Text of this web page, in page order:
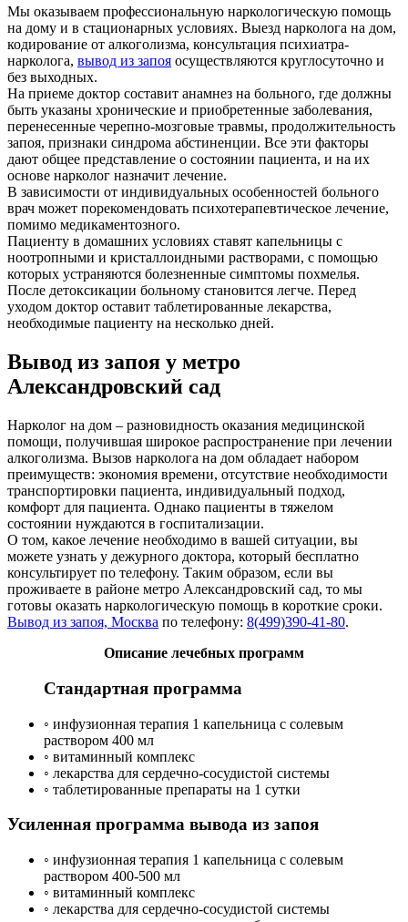
Мы оказываем профессиональную наркологическую помощь
на дому и в стационарных условиях. Выезд нарколога на дом,
кодирование от алкоголизма, консультация психиатра-
нарколога, вывод из запоя осуществляются круглосуточно и
без выходных.
На приеме доктор составит анамнез на больного, где должны
быть указаны хронические и приобретенные заболевания,
перенесенные черепно-мозговые травмы, продолжительность
запоя, признаки синдрома абстиненции. Все эти факторы
дают общее представление о состоянии пациента, и на их
основе нарколог назначит лечение.
В зависимости от индивидуальных особенностей больного
врач может порекомендовать психотерапевтическое лечение,
помимо медикаментозного.
Пациенту в домашних условиях ставят капельницы с
ноотропными и кристаллоидными растворами, с помощью
которых устраняются болезненные симптомы похмелья.
После детоксикации больному становится легче. Перед
уходом доктор оставит таблетированные лекарства,
необходимые пациенту на несколько дней.
Вывод из запоя у метро
Александровский сад
Нарколог на дом – разновидность оказания медицинской
помощи, получившая широкое распространение при лечении
алкоголизма. Вызов нарколога на дом обладает набором
преимуществ: экономия времени, отсутствие необходимости
транспортировки пациента, индивидуальный подход,
комфорт для пациента. Однако пациенты в тяжелом
состоянии нуждаются в госпитализации.
О том, какое лечение необходимо в вашей ситуации, вы
можете узнать у дежурного доктора, который бесплатно
консультирует по телефону. Таким образом, если вы
проживаете в районе метро Александровский сад, то мы
готовы оказать наркологическую помощь в короткие сроки.
Вывод из запоя, Москва по телефону: 8(499)390-41-80.
Описание лечебных программ
Стандартная программа
◦ инфузионная терапия 1 капельница с солевым
раствором 400 мл
◦ витаминный комплекс
◦ лекарства для сердечно-сосудистой системы
◦ таблетированные препараты на 1 сутки
Усиленная программа вывода из запоя
◦ инфузионная терапия 1 капельница с солевым
раствором 400-500 мл
◦ витаминный комплекс
◦ лекарства для сердечно-сосудистой системы